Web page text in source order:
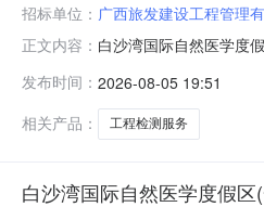
招标单位： 广西旅发建设工程管理
正文内容： 白沙湾国际自然医学度
次建设内容为白沙湾国
层，地上建筑
发布时间： 2026-08-05 19:51
相关产品：
工程检测服务
白沙湾国际自然医学度假